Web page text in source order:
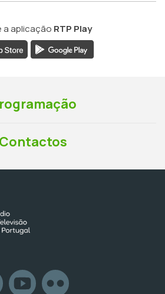
a aplicação RTP Play
Contactos